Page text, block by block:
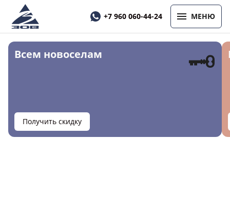
МЕНЮ
+7 960 060-44-24
Всем новоселам 🗝
Получить скидку